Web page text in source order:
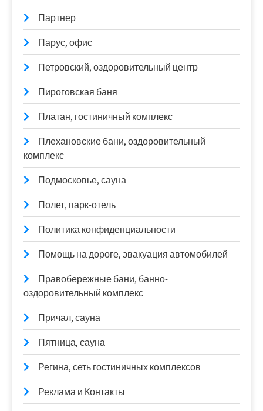
Партнер
Парус, офис
Петровский, оздоровительный центр
Пироговская баня
Платан, гостиничный комплекс
Плехановские бани, оздоровительный
комплекс
Подмосковье, сауна
Полет, парк-отель
Политика конфиденциальности
Помощь на дороге, эвакуация автомобилей
Правобережные бани, банно-
оздоровительный комплекс
Причал, сауна
Пятница, сауна
Регина, сеть гостиничных комплексов
Реклама и Контакты